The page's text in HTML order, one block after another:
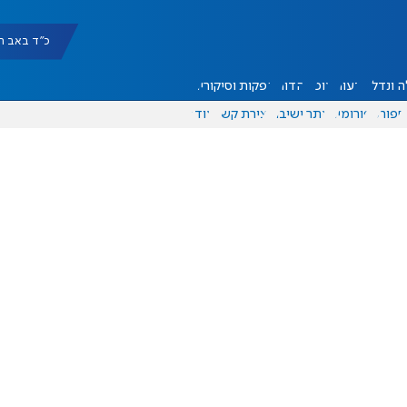
כ"ד באב תשפ"ו
ונדל"ן דעות אוכל יהדות הפקות וסיקורים
ספורט פורומים אתר ישיבה יצירת קשר עוד